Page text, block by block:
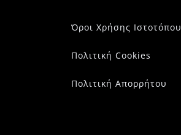
Όροι Χρήσης Ιστοτόπου
Πολιτική Cookies
Πολιτική Απορρήτου